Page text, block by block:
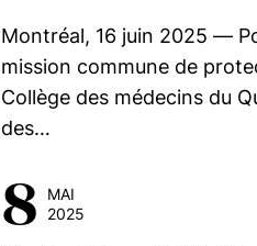
Montréal, 16 juin 2025 —
mission commune de
Collège des médecins du
des…
8
MAI
2025